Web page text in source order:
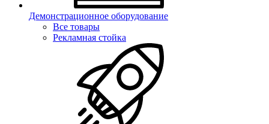
Демонстрационное оборудование
Все товары
Рекламная стойка